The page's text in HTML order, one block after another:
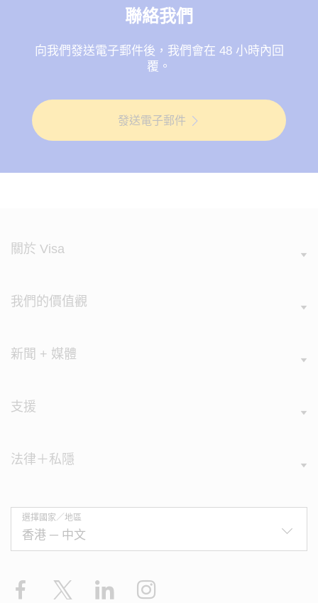
聯絡我們
向我們發送電子郵件後，我們會在 48 小時內回
覆。
發送電子郵件
關於 Visa
我們的價值觀
新聞 + 媒體
支援
法律＋私隱
選擇國家／地區
Facebook LinkedIn